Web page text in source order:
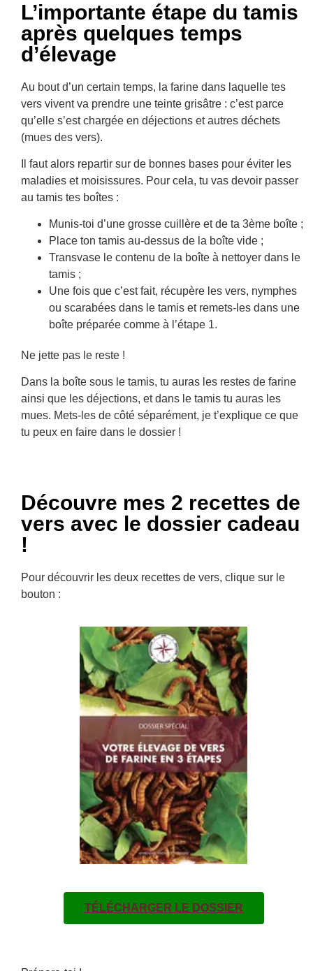
L’importante étape du tamis
après quelques temps
d’élevage
Au bout d’un certain temps, la farine dans laquelle tes
vers vivent va prendre une teinte grisâtre : c’est parce
qu’elle s’est chargée en déjections et autres déchets
(mues des vers).
Il faut alors repartir sur de bonnes bases pour éviter les
maladies et moisissures. Pour cela, tu vas devoir passer
au tamis tes boîtes :
Munis-toi d’une grosse cuillère et de ta 3ème boîte ;
Place ton tamis au-dessus de la boîte vide ;
Transvase le contenu de la boîte à nettoyer dans le
tamis ;
Une fois que c’est fait, récupère les vers, nymphes
ou scarabées dans le tamis et remets-les dans une
boîte préparée comme à l’étape 1.
Ne jette pas le reste !
Dans la boîte sous le tamis, tu auras les restes de farine
ainsi que les déjections, et dans le tamis tu auras les
mues. Mets-les de côté séparément, je t’explique ce que
tu peux en faire dans le dossier !
Découvre mes 2 recettes de
vers avec le dossier cadeau
!
Pour découvrir les deux recettes de vers, clique sur le
bouton :
TÉLÉCHARGER LE DOSSIER